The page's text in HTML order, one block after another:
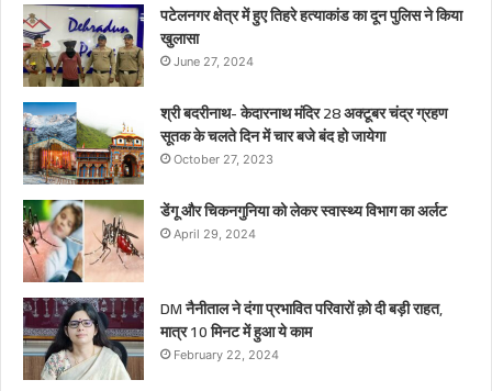
पटेलनगर क्षेत्र में हुए तिहरे हत्याकांड का दून पुलिस ने किया
खुलासा
June 27, 2024
श्री बदरीनाथ- केदारनाथ मंदिर 28 अक्टूबर चंद्र ग्रहण
सूतक के चलते दिन में चार बजे बंद हो जायेगा
October 27, 2023
डेंगू और चिकनगुनिया को लेकर स्वास्थ्य विभाग का अर्लट
April 29, 2024
DM नैनीताल ने दंगा प्रभावित परिवारों क़ो दी बड़ी राहत,
मात्र 10 मिनट में हुआ ये काम
February 22, 2024